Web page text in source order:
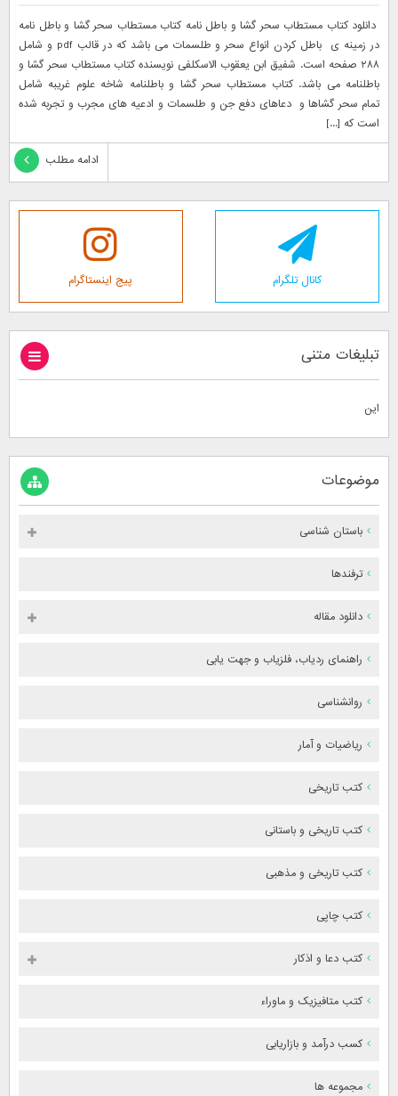
دانلود کتاب مستطاب سحر گشا و باطل نامه کتاب مستطاب سحر گشا و باطل نامه
در زمینه ی باطل کردن انواع سحر و طلسمات می باشد که در قالب pdf و شامل
۲۸۸ صفحه است. شفیق ابن یعقوب الاسکلفی نویسنده کتاب مستطاب سحر گشا و
باطلنامه می باشد. کتاب مستطاب سحر گشا و باطلنامه شاخه علوم غریبه شامل
تمام سحر گشاها و دعاهای دفع جن و طلسمات و ادعیه های مجرب و تجربه شده
است که [...]
ادامه مطلب
کانال تلگرام پیج اینستاگرام
تبلیغات متنی
این
موضوعات
باستان شناسی
ترفندها
دانلود مقاله
راهنمای ردیاب، فلزیاب و جهت یابی
روانشناسی
ریاضیات و آمار
کتب تاریخی
کتب تاریخی و باستانی
کتب تاریخی و مذهبی
کتب چاپی
کتب دعا و اذکار
کتب متافیزیک و ماوراء
کسب درآمد و بازاریابی
مجموعه ها